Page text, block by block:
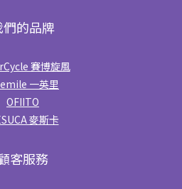
們的品牌
賽博旋風
一英里
OFIITO
麥斯卡
客服務